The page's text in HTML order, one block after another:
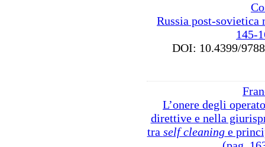
Russia post-sovietica
145-
DOI: 10.4399/
L’onere degli
direttive e nella
tra self cleaninge